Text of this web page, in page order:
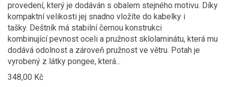
provedení, který je dodáván s obalem stejného motivu. Díky
kompaktní velikosti jej snadno vložíte do kabelky i
tašky. Deštník má stabilní černou konstrukci
kombinující pevnost oceli a pružnost sklolaminátu, která mu
dodává odolnost a zároveň pružnost ve větru. Potah je
vyrobený z látky pongee, která...
348,00 Kč